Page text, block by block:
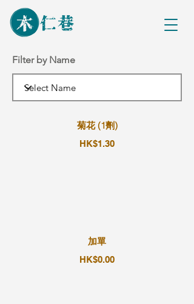
Filter by Name
菊花 (1劑)
HK$1.30
加單
HK$0.00